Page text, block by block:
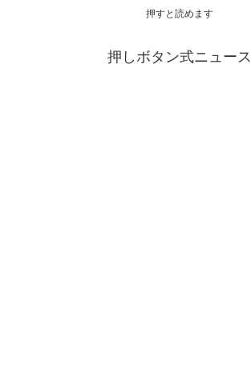
押すと読めます
押しボタン式ニュース